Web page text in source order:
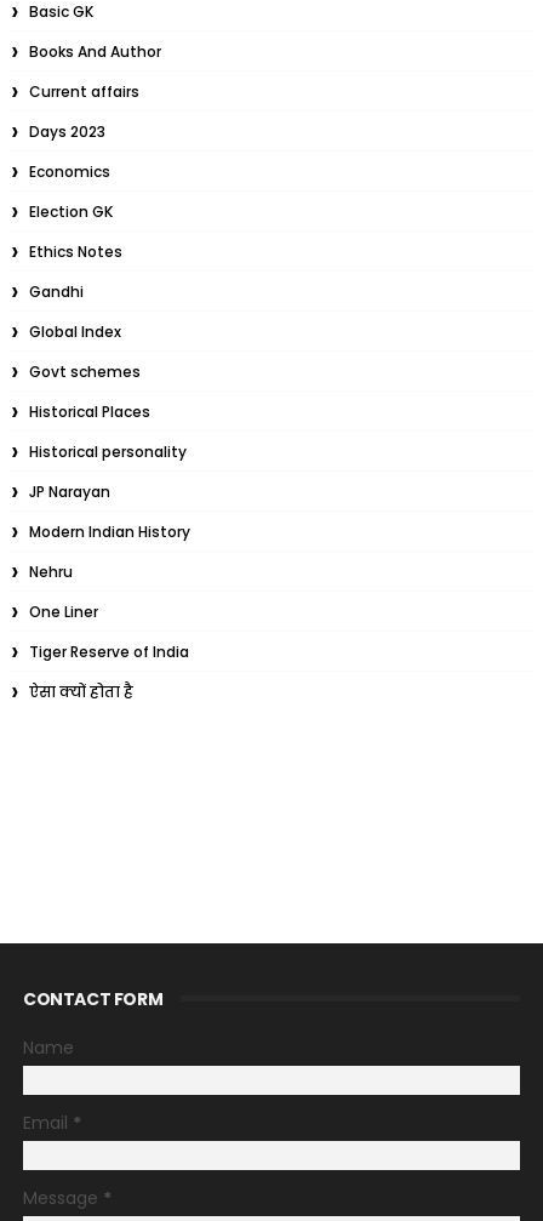
Basic GK
Books And Author
Current affairs
Days 2023
Economics
Election GK
Ethics Notes
Gandhi
Global Index
Govt schemes
Historical Places
Historical personality
JP Narayan
Modern Indian History
Nehru
One Liner
Tiger Reserve of India
ऐसा क्यों होता है
CONTACT FORM
Name
Email *
Message *